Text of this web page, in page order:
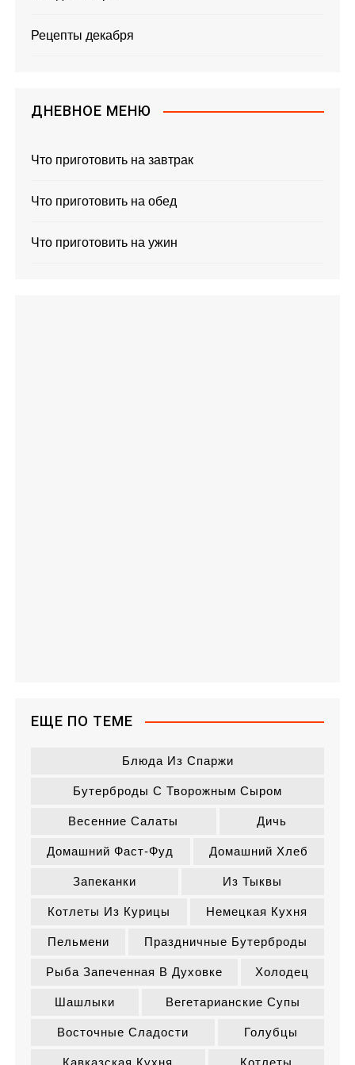
Рецепты декабря
ДНЕВНОЕ МЕНЮ
Что приготовить на завтрак
Что приготовить на обед
Что приготовить на ужин
ЕЩЕ ПО ТЕМЕ
Блюда Из Спаржи
Бутерброды С Творожным Сыром
Весенние Салаты Дичь
Домашний Фаст-Фуд Домашний Хлеб
Запеканки Из Тыквы
Котлеты Из Курицы Немецкая Кухня
Пельмени Праздничные Бутерброды
Рыба Запеченная В Духовке Холодец
Шашлыки Вегетарианские Супы
Восточные Сладости Голубцы
Кавказская Кухня Котлеты